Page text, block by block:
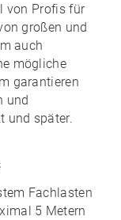
von Profis für
großen und
auch
mögliche
garantieren
und
und später.
Fachlasten
5 Metern